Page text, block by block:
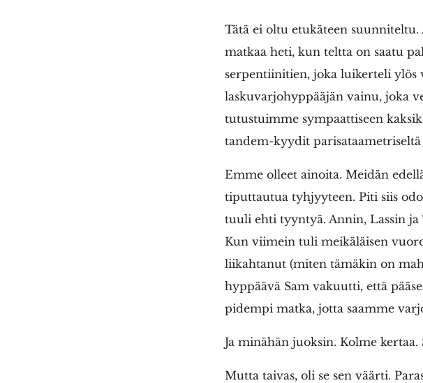
Tätä ei oltu etukäteen
matkaa heti, kun teltta on saatu
serpentiinitien, joka luikerteli ylös
laskuvarjohyppääjän vainu, joka
tutustuimme sympaattiseen
tandem-kyydit
Emme olleet ainoita. Meidän
tiputtautua tyhjyyteen. Piti siis
tuuli ehti tyyntyä. Annin, Lassin
Kun viimein tuli meikäläisen
liikahtanut (miten tämäkin on
hyppäävä Sam vakuutti, että
pidempi matka, jotta saamme
Ja minähän juoksin. Kolme
Mutta taivas, oli se sen väärti.